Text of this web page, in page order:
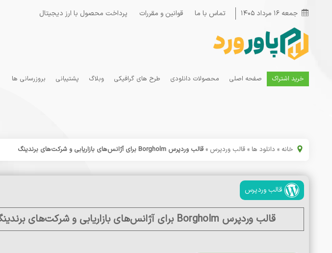
جمعه ۱۶ مرداد ۱۴۰۵ تماس با ما قوانین و مقررات پرداخت محصول با ارز دیجیتال
خرید اشتراک صفحه اصلی محصولات دانلودی طرح های گرافیکی وبلاگ پشتیبانی بروزرسانی ها
خانه » دانلود ها » قالب وردپرس » قالب وردپرس Borgholm برای آژانس‌های بازاریابی و شرکت‌های برندینگ
قالب وردپرس
قالب وردپرس Borgholm برای آژانس‌های بازاریابی و شرکت‌های برندینگ